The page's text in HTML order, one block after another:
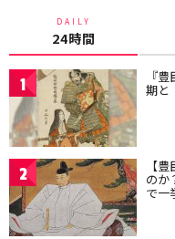
DAILY
24時間
1 『
期と
2 【
のか
で一